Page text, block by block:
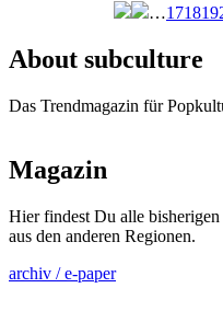
…171819
About subculture
Das Trendmagazin für
Magazin
Hier findest Du alle
aus den anderen Regionen.
archiv / e-paper